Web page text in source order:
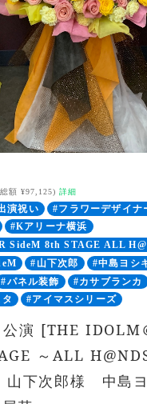
額 ¥97,125) 詳細
演祝い
#フラワーデザイナ
#Kアリーナ横浜
SideM 8th STAGE ALL
#山下次郎
#中島ヨシ
#パネル装飾 #カサブランカ
#アイマスシリーズ
演 [THE IDOLM
～ALL
山下次郎様 中島